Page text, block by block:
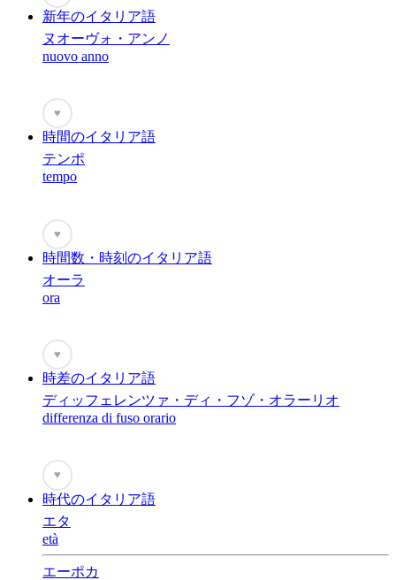
新年のイタリア語
ヌオーヴォ・アンノ
nuovo anno
♥
時間のイタリア語
テンポ
tempo
♥
時間数・時刻のイタリア語
オーラ
ora
♥
時差のイタリア語
ディッフェレンツァ・ディ・フゾ・オラーリオ
differenza di fuso orario
♥
時代のイタリア語
エタ
età
エーポカ